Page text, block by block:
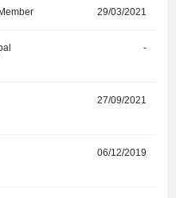
29/03/2021
-
27/09/2021
06/12/2019